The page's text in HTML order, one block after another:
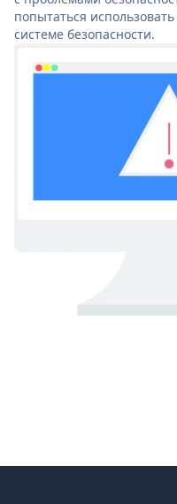
попытаться
системе безопасности.